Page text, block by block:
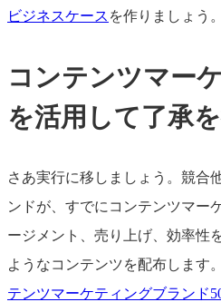
ビジネスケース を作りましょう。
コンテンツマー
を活用して了承
さあ実行に移しましょう。競合
ンドが、すでにコンテンツマー
ージメント、売り上げ、効率性
ようなコンテンツを配布します
テンツマーケティングブランド